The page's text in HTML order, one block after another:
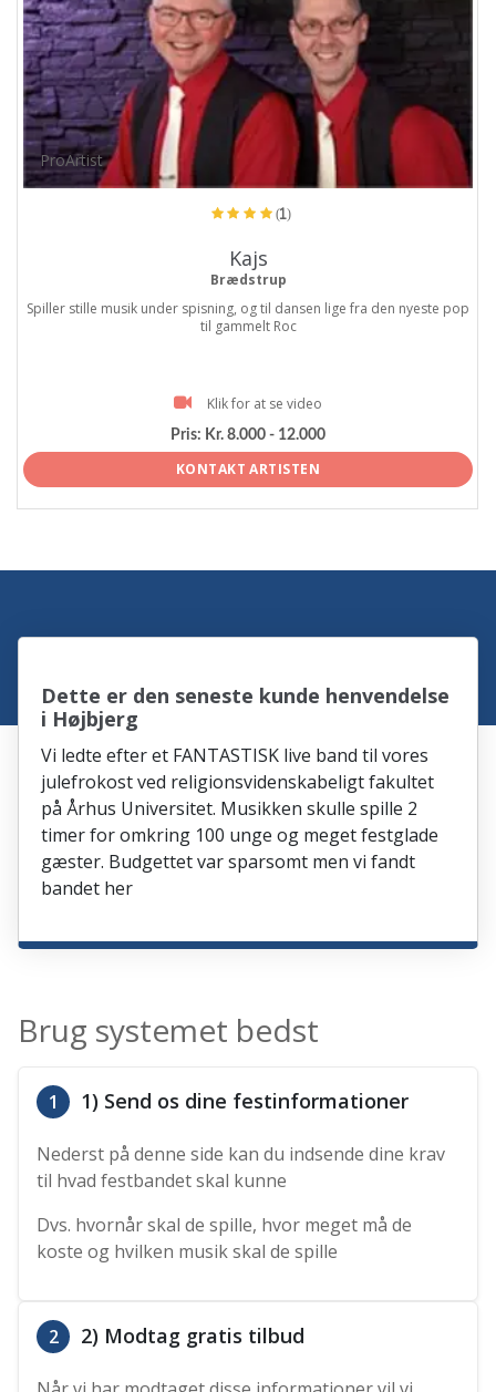
ProArtist
(1)
Kajs
Brædstrup
Spiller stille musik under spisning, og til dansen lige fra den nyeste pop
til gammelt Roc
Klik for at se video
Pris: Kr. 8.000 - 12.000
KONTAKT ARTISTEN
Dette er den seneste kunde henvendelse
i Højbjerg
Vi ledte efter et FANTASTISK live band til vores
julefrokost ved religionsvidenskabeligt fakultet
på Århus Universitet. Musikken skulle spille 2
timer for omkring 100 unge og meget festglade
gæster. Budgettet var sparsomt men vi fandt
bandet her
Brug systemet bedst
1 1) Send os dine festinformationer
Nederst på denne side kan du indsende dine krav
til hvad festbandet skal kunne
Dvs. hvornår skal de spille, hvor meget må de
koste og hvilken musik skal de spille
2 2) Modtag gratis tilbud